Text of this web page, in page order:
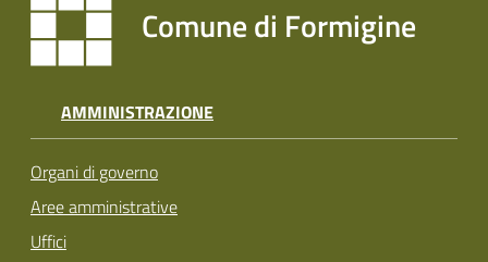
Comune di Formigine
AMMINISTRAZIONE
Organi di governo
Aree amministrative
Uffici